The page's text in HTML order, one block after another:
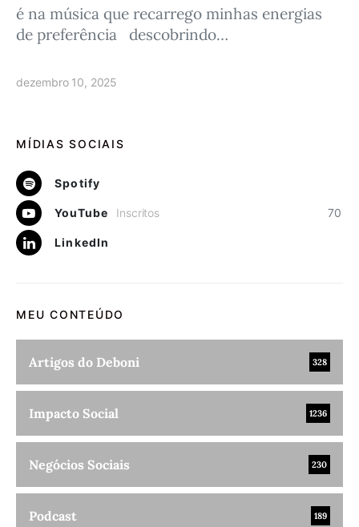
é na música que recarrego minhas energias
de preferência descobrindo…
dezembro 10, 2025
MÍDIAS SOCIAIS
Spotify
YouTube 70
Inscritos
LinkedIn
MEU CONTEÚDO
Artigos do Deboni 328
Impacto Social 1236
Negócios Sociais 230
Podcast 189